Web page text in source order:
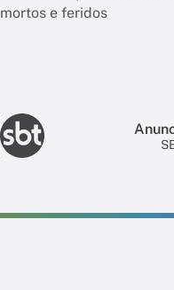
mortos e feridos